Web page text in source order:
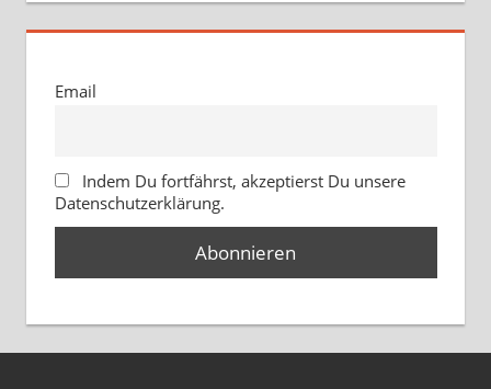
Email
Indem Du fortfährst, akzeptierst Du unsere
Datenschutzerklärung.